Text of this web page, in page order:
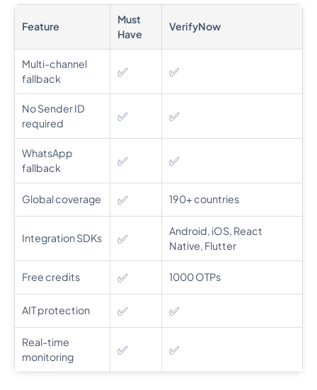
Feature
Must
Have
VerifyNow
Multi-channel
fallback
✅ ✅
No Sender ID
required
✅ ✅
WhatsApp
fallback
✅ ✅
Global coverage ✅ 190+ countries
Integration SDKs ✅
Android, iOS, React
Native, Flutter
Free credits ✅ 1000 OTPs
AIT protection ✅ ✅
Real-time
monitoring
✅ ✅